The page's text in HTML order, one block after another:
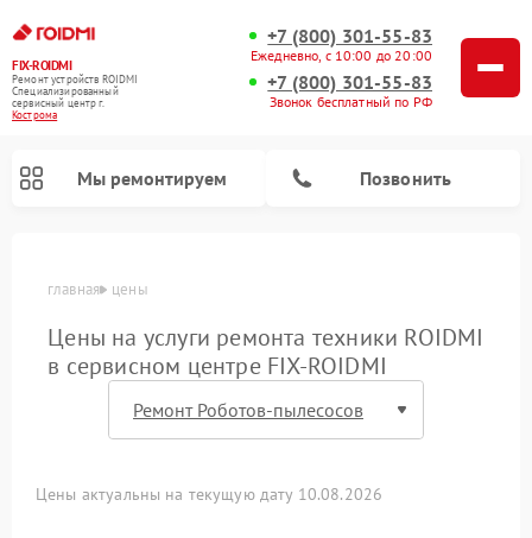
FIX-ROIDMI
Ремонт устройств ROIDMI
Специализированный
cервисный центр г.
Кострома
+7 (800) 301-55-83
Ежедневно, с 10:00 до 20:00
+7 (800) 301-55-83
Звонок бесплатный по РФ
Мы ремонтируем Позвонить
главная цены
Цены на услуги ремонта техники ROIDMI
в сервисном центре FIX-ROIDMI
Цены актуальны на текущую дату 10.08.2026